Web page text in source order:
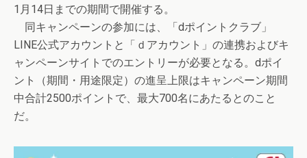
1月14日までの期間で開催する。
同キャンペーンの参加には、「dポイントクラブ」
LINE公式アカウントと「ｄアカウント」の連携およびキ
ャンペーンサイトでのエントリーが必要となる。dポイ
ント（期間・用途限定）の進呈上限はキャンペーン期間
中合計2500ポイントで、最大700名にあたるとのこと
だ。